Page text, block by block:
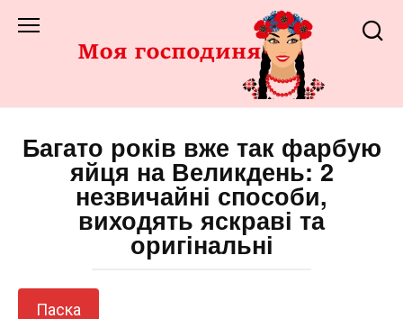
до
Багато років вже так фарбую
яйця на Великдень: 2
незвичайні способи,
виходять яскраві та
оригінальні
Паска